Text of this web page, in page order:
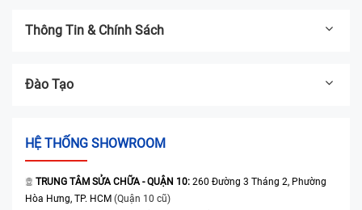
Thông Tin & Chính Sách
Đào Tạo
HỆ THỐNG SHOWROOM
TRUNG TÂM SỬA CHỮA - QUẬN 10: 260 Đường 3 Tháng 2, Phường
Hòa Hưng, TP. HCM (Quận 10 cũ)